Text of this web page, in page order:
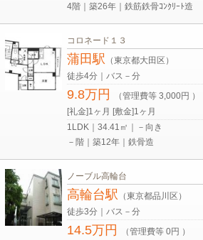
4階｜築26年｜鉄筋鉄骨ｺﾝｸﾘｰﾄ造
コロネード１３
蒲田駅 （東京都大田区）
徒歩4分｜バス－分
9.8万円
（管理費等 3,000円 ）
[礼金]1ヶ月 [敷金]1ヶ月
1LDK｜34.41㎡｜－向き
－階｜築12年｜鉄骨造
ノーブル高輪台
高輪台駅 （東京都品川区）
徒歩3分｜バス－分
14.5万円
（管理費等 0円 ）